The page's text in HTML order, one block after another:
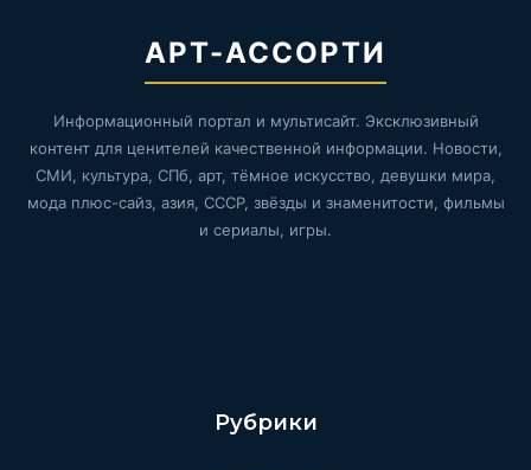
АРТ-АССОРТИ
Информационный портал и мультисайт. Эксклюзивный
контент для ценителей качественной информации. Новости,
СМИ, культура, СПб, арт, тёмное искусство, девушки мира,
мода плюс-сайз, азия, СССР, звёзды и знаменитости, фильмы
и сериалы, игры.
Рубрики